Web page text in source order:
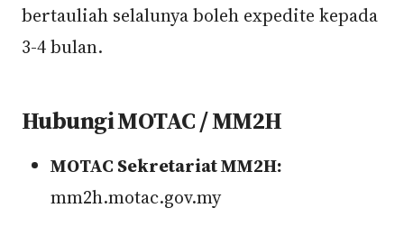
bertauliah selalunya boleh expedite kepada
3-4 bulan.
Hubungi MOTAC / MM2H
MOTAC Sekretariat MM2H:
mm2h.motac.gov.my